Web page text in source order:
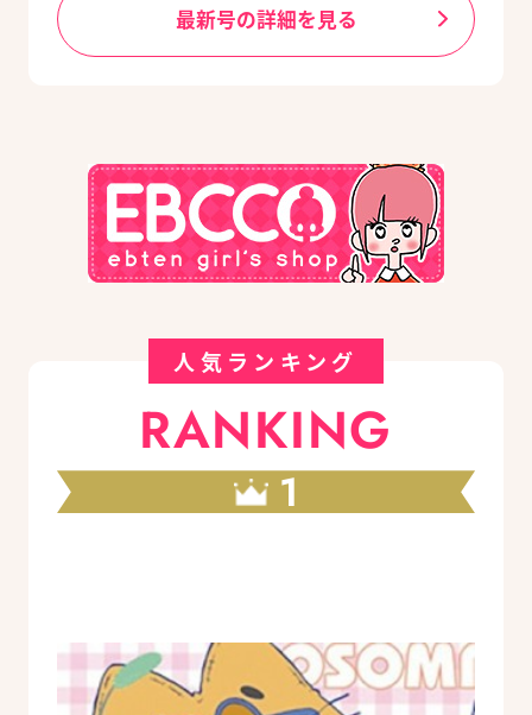
最新号の詳細を見る
人気ランキング
RANKING
1